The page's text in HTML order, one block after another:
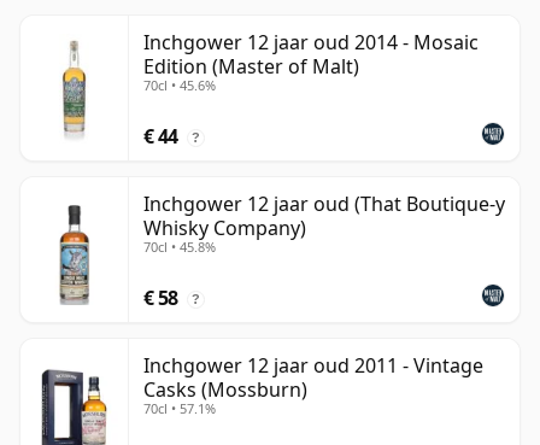
Inchgower 12 jaar oud 2014 - Mosaic
Edition (Master of Malt)
70cl • 45.6%
€ 44 ?
Inchgower 12 jaar oud (That Boutique-y
Whisky Company)
70cl • 45.8%
€ 58 ?
Inchgower 12 jaar oud 2011 - Vintage
Casks (Mossburn)
70cl • 57.1%